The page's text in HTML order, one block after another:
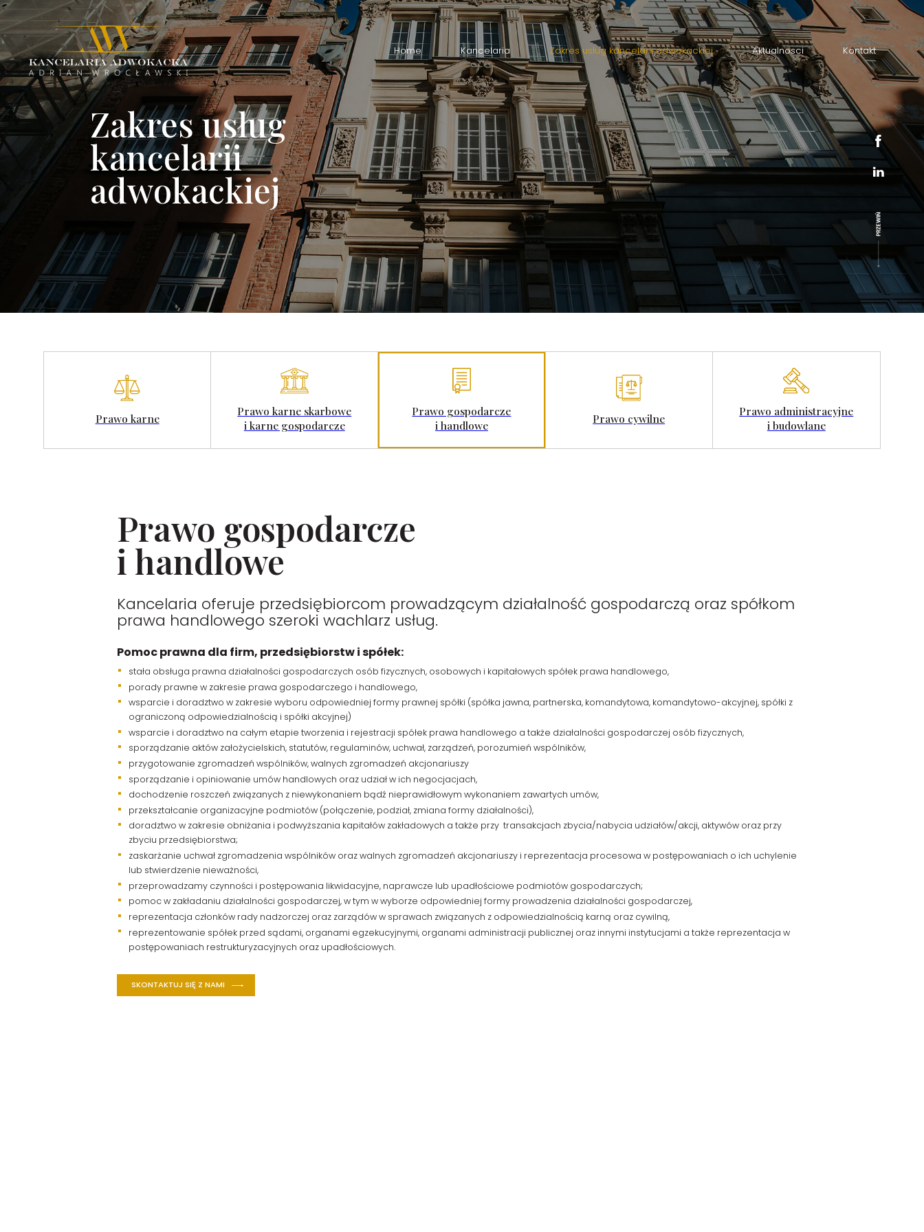
Home Kancelaria Zakres usług kancelarii adwokackiej Aktualnosci Kontakt
Zakres usług
kancelarii
adwokackiej
Prawo karne
Prawo karne skarbowe
i karne gospodarcze
Prawo gospodarcze
i handlowe
Prawo cywilne
Prawo administracyjne
i budowlane
Prawo gospodarcze
i handlowe
Kancelaria oferuje przedsiębiorcom prowadzącym działalność gospodarczą oraz spółkom
prawa handlowego szeroki wachlarz usług.
Pomoc prawna dla firm, przedsiębiorstw i spółek:
stała obsługa prawna działalności gospodarczych osób fizycznych, osobowych i kapitałowych spółek prawa handlowego,
porady prawne w zakresie prawa gospodarczego i handlowego,
wsparcie i doradztwo w zakresie wyboru odpowiedniej formy prawnej spółki (spółka jawna, partnerska, komandytowa, komandytowo-akcyjnej, spółki z
ograniczoną odpowiedzialnością i spółki akcyjnej)
wsparcie i doradztwo na całym etapie tworzenia i rejestracji spółek prawa handlowego a także działalności gospodarczej osób fizycznych,
sporządzanie aktów założycielskich, statutów, regulaminów, uchwał, zarządzeń, porozumień wspólników,
przygotowanie zgromadzeń wspólników, walnych zgromadzeń akcjonariuszy
sporządzanie i opiniowanie umów handlowych oraz udział w ich negocjacjach,
dochodzenie roszczeń związanych z niewykonaniem bądź nieprawidłowym wykonaniem zawartych umów,
przekształcanie organizacyjne podmiotów (połączenie, podział, zmiana formy działalności),
doradztwo w zakresie obniżania i podwyższania kapitałów zakładowych a także przy transakcjach zbycia/nabycia udziałów/akcji, aktywów oraz przy
zbyciu przedsiębiorstwa;
zaskarżanie uchwał zgromadzenia wspólników oraz walnych zgromadzeń akcjonariuszy i reprezentacja procesowa w postępowaniach o ich uchylenie
lub stwierdzenie nieważności,
przeprowadzamy czynności i postępowania likwidacyjne, naprawcze lub upadłościowe podmiotów gospodarczych;
pomoc w zakładaniu działalności gospodarczej, w tym w wyborze odpowiedniej formy prowadzenia działalności gospodarczej,
reprezentacja członków rady nadzorczej oraz zarządów w sprawach związanych z odpowiedzialnością karną oraz cywilną,
reprezentowanie spółek przed sądami, organami egzekucyjnymi, organami administracji publicznej oraz innymi instytucjami a także reprezentacja w
postępowaniach restrukturyzacyjnych oraz upadłościowych.
SKONTAKTUJ SIĘ Z NAMI